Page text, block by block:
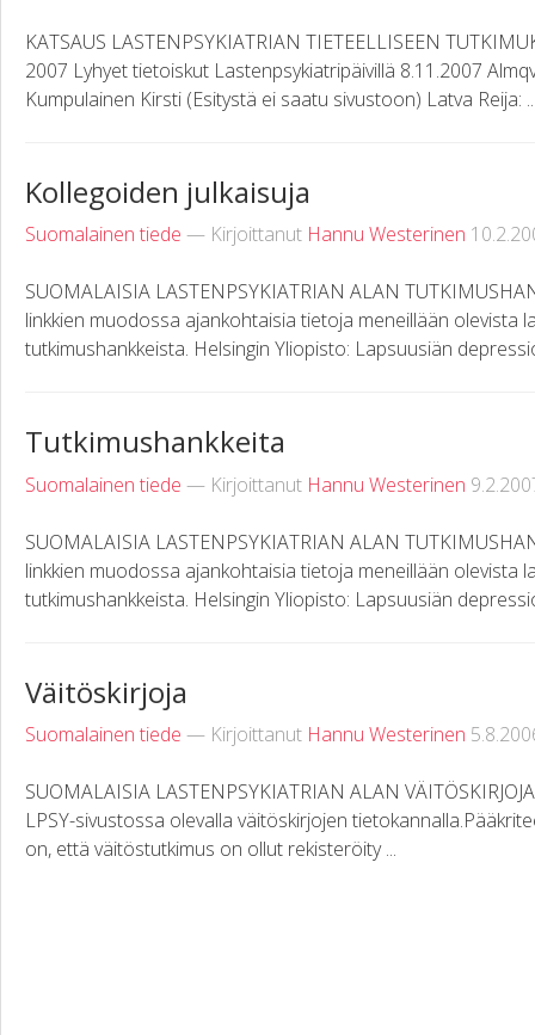
KATSAUS LASTENPSYKIATRIAN TIETEELLISEEN
2007 Lyhyet tietoiskut Lastenpsykiatripäivillä 8.11.2007
Kumpulainen Kirsti (Esitystä ei saatu sivustoon) Latva Reija:
Kollegoiden julkaisuja
Suomalainen tiede — Kirjoittanut Hannu Westerinen
SUOMALAISIA LASTENPSYKIATRIAN ALAN
linkkien muodossa ajankohtaisia tietoja meneillään olevista
tutkimushankkeista. Helsingin Yliopisto: Lapsuusiän
Tutkimushankkeita
Suomalainen tiede — Kirjoittanut Hannu Westerinen
SUOMALAISIA LASTENPSYKIATRIAN ALAN
linkkien muodossa ajankohtaisia tietoja meneillään olevista
tutkimushankkeista. Helsingin Yliopisto: Lapsuusiän
Väitöskirjoja
Suomalainen tiede — Kirjoittanut Hannu Westerinen
SUOMALAISIA LASTENPSYKIATRIAN ALAN
LPSY-sivustossa olevalla väitöskirjojen
on, että väitöstutkimus on ollut rekisteröity ...